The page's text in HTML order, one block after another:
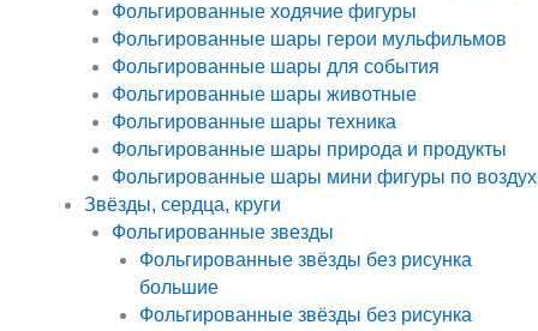
Фольгированные ходячие фигуры
Фольгированные шары герои мульфильмов
Фольгированные шары для события
Фольгированные шары животные
Фольгированные шары техника
Фольгированные шары природа и продукты
Фольгированные шары мини фигуры по воздух
Звёзды, сердца, круги
Фольгированные звезды
Фольгированные звёзды без рисунка
большие
Фольгированные звёзды без рисунка